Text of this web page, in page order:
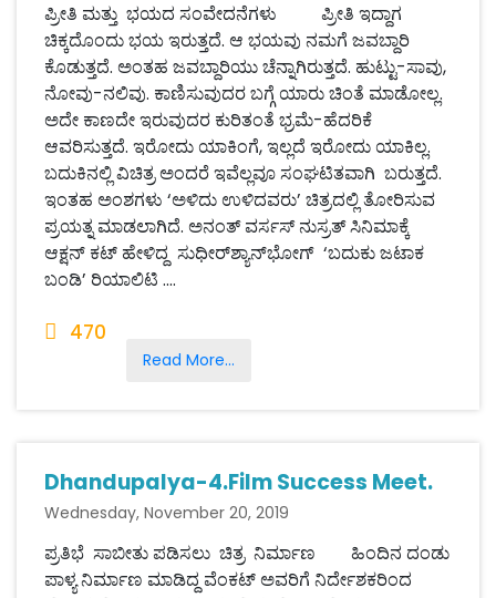
ಪ್ರೀತಿ ಮತ್ತು ಭಯದ ಸಂವೇದನೆಗಳು ಪ್ರೀತಿ ಇದ್ದಾಗ
ಚಿಕ್ಕದೊಂದು ಭಯ ಇರುತ್ತದೆ. ಆ ಭಯವು ನಮಗೆ ಜವಬ್ದಾರಿ
ಕೊಡುತ್ತದೆ. ಅಂತಹ ಜವಬ್ದಾರಿಯು ಚೆನ್ನಾಗಿರುತ್ತದೆ. ಹುಟ್ಟು-ಸಾವು,
ನೋವು-ನಲಿವು. ಕಾಣಿಸುವುದರ ಬಗ್ಗೆ ಯಾರು ಚಿಂತೆ ಮಾಡೋಲ್ಲ.
ಅದೇ ಕಾಣದೇ ಇರುವುದರ ಕುರಿತಂತೆ ಭ್ರಮೆ-ಹೆದರಿಕೆ
ಆವರಿಸುತ್ತದೆ. ಇರೋದು ಯಾಕಿಂಗೆ, ಇಲ್ಲದೆ ಇರೋದು ಯಾಕಿಲ್ಲ.
ಬದುಕಿನಲ್ಲಿ ವಿಚಿತ್ರ ಅಂದರೆ ಇವೆಲ್ಲವೂ ಸಂಘಟಿತವಾಗಿ ಬರುತ್ತದೆ.
ಇಂತಹ ಅಂಶಗಳು ‘ಅಳಿದು ಉಳಿದವರು’ ಚಿತ್ರದಲ್ಲಿ ತೋರಿಸುವ
ಪ್ರಯತ್ನ ಮಾಡಲಾಗಿದೆ. ಅನಂತ್ ವರ್ಸಸ್ ನುಸ್ರತ್ ಸಿನಿಮಾಕ್ಕೆ
ಆಕ್ಷನ್ ಕಟ್ ಹೇಳಿದ್ದ ಸುಧೀರ್‌ಶ್ಯಾನ್‌ಭೋಗ್ ‘ಬದುಕು ಜಟಾಕ
ಬಂಡಿ’ ರಿಯಾಲಿಟಿ ....
470
Read More...
Dhandupalya-4.Film Success Meet.
Wednesday, November 20, 2019
ಪ್ರತಿಭೆ ಸಾಬೀತು ಪಡಿಸಲು ಚಿತ್ರ ನಿರ್ಮಾಣ ಹಿಂದಿನ ದಂಡು
ಪಾಳ್ಯ ನಿರ್ಮಾಣ ಮಾಡಿದ್ದ ವೆಂಕಟ್ ಅವರಿಗೆ ನಿರ್ದೇಶಕರಿಂದ